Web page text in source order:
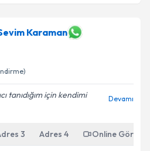
Karaman
tanıdığım için kendimi
Devamı
3 Adres 4 Online